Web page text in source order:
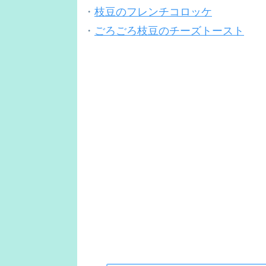
・ 枝豆のフレンチコロッケ
・ ごろごろ枝豆のチーズトースト